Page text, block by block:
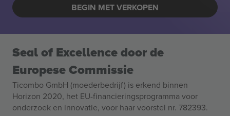
BEGIN MET VERKOPEN
Seal of Excellence door de
Europese Commissie
Ticombo GmbH (moederbedrijf) is erkend binnen
Horizon 2020, het EU-financieringsprogramma voor
onderzoek en innovatie, voor haar voorstel nr. 782393.